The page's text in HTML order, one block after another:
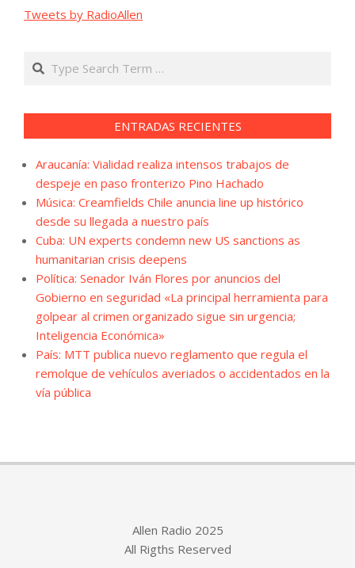
Tweets by RadioAllen
Search
ENTRADAS RECIENTES
Araucanía: Vialidad realiza intensos trabajos de
despeje en paso fronterizo Pino Hachado
Música: Creamfields Chile anuncia line up histórico
desde su llegada a nuestro país
Cuba: UN experts condemn new US sanctions as
humanitarian crisis deepens
Política: Senador Iván Flores por anuncios del
Gobierno en seguridad «La principal herramienta para
golpear al crimen organizado sigue sin urgencia;
Inteligencia Económica»
País: MTT publica nuevo reglamento que regula el
remolque de vehículos averiados o accidentados en la
vía pública
Allen Radio 2025
All Rigths Reserved